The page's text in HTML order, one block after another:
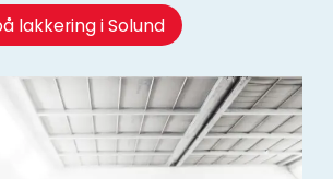
lakkering i Solund